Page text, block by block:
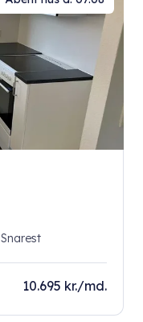
Snarest
10.695 kr./md.